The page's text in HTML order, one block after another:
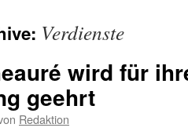
Verdienste
wird für
geehrt
Redaktion